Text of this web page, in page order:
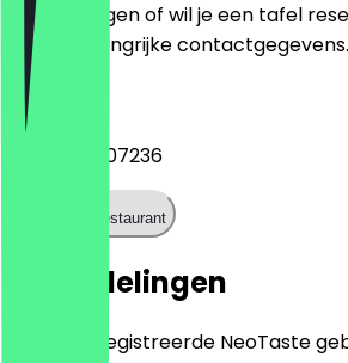
Heb je vragen of wil je een tafel
je alle belangrijke contactgegevens.
Telefoon
+447935507236
Bel het restaurant
Beoordelingen
Alleen geregistreerde NeoTaste